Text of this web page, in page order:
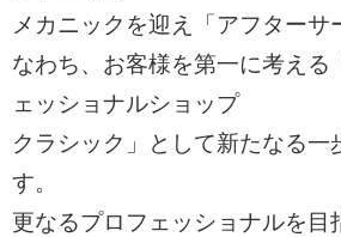
メカニックを迎え「アフターサ
なわち、お客様を第一に考える
ェッショナルショップ
クラシック」として新たなる一
す。
更なるプロフェッショナルを目